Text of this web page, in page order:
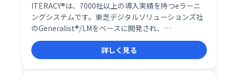
ITERACY®は、7000社以上の導入実績を持つeラーニ
ングシステムです。東芝デジタルソリューションズ社
のGeneralist®/LMをベースに開発され、
LMS(Learning Management System)として、企業
の学習・研修ニーズに対応します。効率的な学習環境
を提供し、従業員のスキルアップを支援します。
詳しく見る